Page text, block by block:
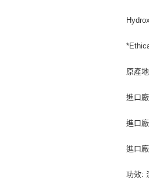
原產
進口
進口
進口
功效: